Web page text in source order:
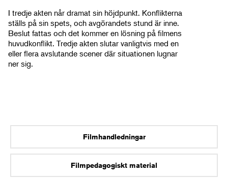
I tredje akten når dramat sin höjdpunkt. Konflikterna
ställs på sin spets, och avgörandets stund är inne.
Beslut fattas och det kommer en lösning på filmens
huvudkonflikt. Tredje akten slutar vanligtvis med en
eller flera avslutande scener där situationen lugnar
ner sig.
Filmhandledningar
Filmpedagogiskt material